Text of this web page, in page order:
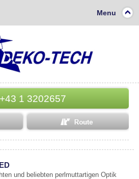
Menu
+43 1 3202657
und beliebten perlmuttartigen Optik